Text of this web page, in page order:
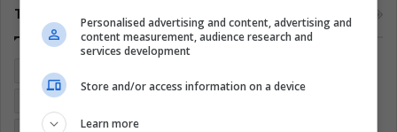
Tags
Brasil
Covid 19
Personalised advertising and content, advertising and
content measurement, audience research and
services development
Store and/or access information on a device
Learn more